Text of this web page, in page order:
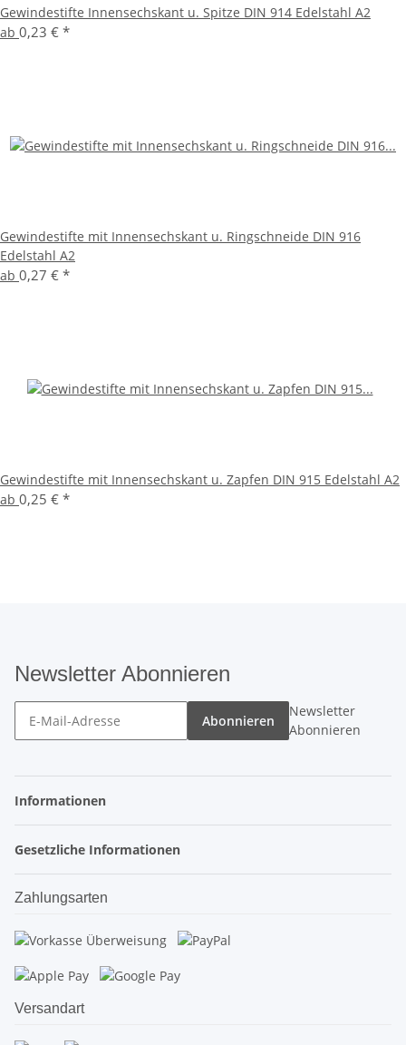
Gewindestifte Innensechskant u. Spitze DIN 914 Edelstahl A2
ab 0,23 € *
Gewindestifte mit Innensechskant u. Ringschneide DIN 916
Edelstahl A2
ab 0,27 € *
Gewindestifte mit Innensechskant u. Zapfen DIN 915 Edelstahl A2
ab 0,25 € *
Newsletter Abonnieren
Abonnieren
Newsletter
Abonnieren
Informationen
Gesetzliche Informationen
Zahlungsarten
Versandart